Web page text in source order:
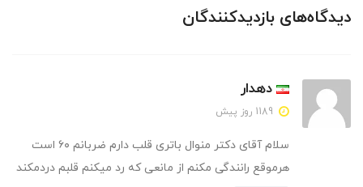
دیدگاه‌های بازدیدکنندگان
دهدار
سلام آقای دکتر منوال باتری قلب دارم ضربانم ۶۰ است
هرموقع رانندگی مکنم از مانعی که رد میکنم قلبم دردمکند